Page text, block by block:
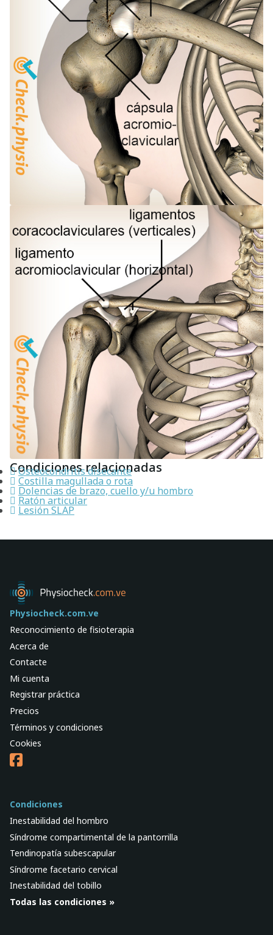
Condiciones relacionadas
Osteocondritis disecante
Costilla magullada o rota
Dolencias de brazo, cuello y/u hombro
Ratón articular
Lesión SLAP
Physiocheck.com.ve
Reconocimiento de fisioterapia
Acerca de
Contacte
Mi cuenta
Registrar práctica
Precios
Términos y condiciones
Cookies
Condiciones
Inestabilidad del hombro
Síndrome compartimental de la pantorrilla
Tendinopatía subescapular
Síndrome facetario cervical
Inestabilidad del tobillo
Todas las condiciones »